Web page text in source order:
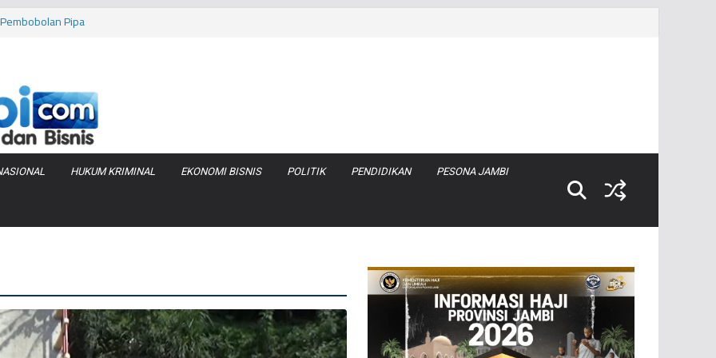
Pipa
Produksi Air
Jabung
HUKUM KRIMINAL EKONOMI BISNIS POLITIK PENDIDIKAN PESONA JAMBI